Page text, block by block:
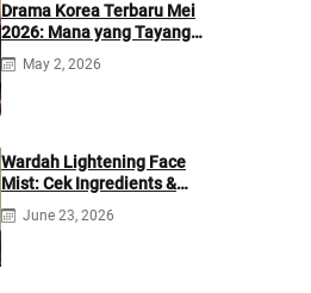
Drama Korea Terbaru Mei
2026: Mana yang Tayang
di Netflix?
May 2, 2026
Wardah Lightening Face
Mist: Cek Ingredients &
Manfaatnya
June 23, 2026